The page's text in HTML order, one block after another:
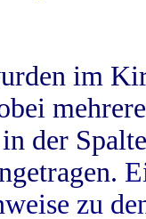
im
der
zu